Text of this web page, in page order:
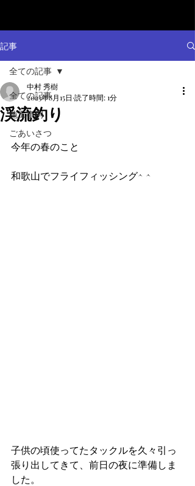
記事
全ての記事
施工事例
ごあいさつ
全ての記事
渓流釣り
中村 秀樹
2023年8月15日 読了時間: 1分
今年の春のこと
和歌山でフライフィッシング^ ^
子供の頃使ってたタックルを久々引っ
張り出してきて、前日の夜に準備しま
した。